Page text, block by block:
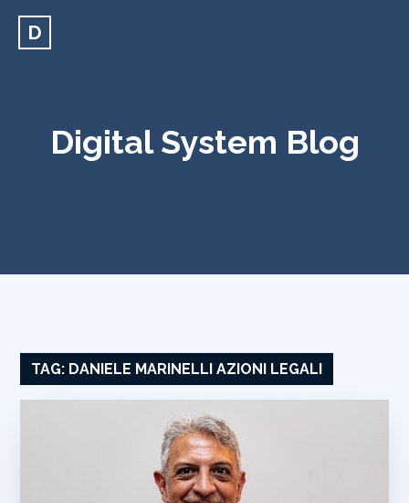
D
Digital System Blog
TAG: DANIELE MARINELLI AZIONI LEGALI